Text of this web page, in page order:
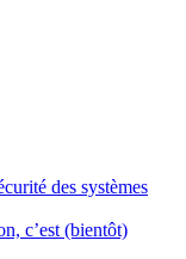
des systèmes
c’est (bientôt)